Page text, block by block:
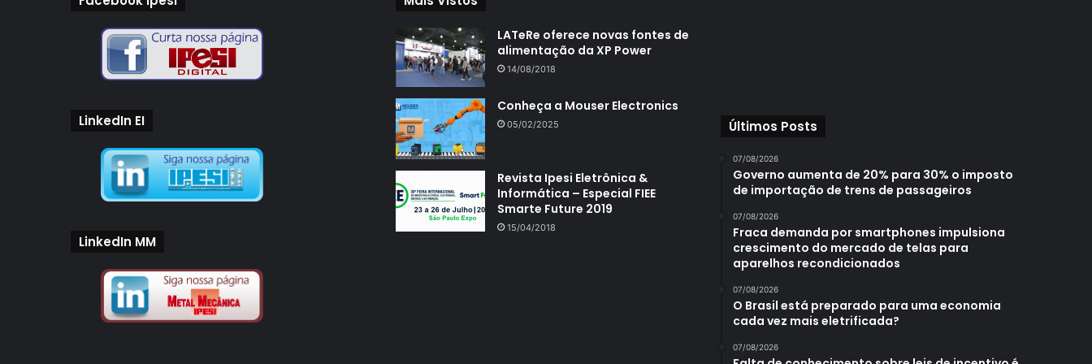
LinkedIn EI
LinkedIn MM
LATeRe oferece novas fontes de
alimentação da XP Power
14/08/2018
Conheça a Mouser Electronics
05/02/2025
Revista Ipesi Eletrônica &
Informática – Especial FIEE
Smarte Future 2019
15/04/2018
Últimos Posts
07/08/2026
Governo aumenta de 20% para 30% o imposto
de importação de trens de passageiros
07/08/2026
Fraca demanda por smartphones impulsiona
crescimento do mercado de telas para
aparelhos recondicionados
07/08/2026
O Brasil está preparado para uma economia
cada vez mais eletrificada?
07/08/2026